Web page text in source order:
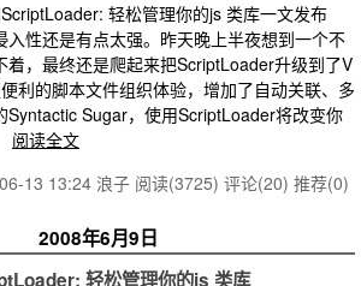
轻松管理你的js 类库一文发布
入性还是有点太强。昨天晚上半夜想到一个不
着，最终还是爬起来把ScriptLoader升级到了V
利的脚本文件组织体验，增加了自动关联、多
Syntactic Sugar，使用ScriptLoader将改变你
阅读全文
13 13:24 浪子 阅读(3725) 评论(20) 推荐(0)
2008年6月9日
轻松管理你的js 类库